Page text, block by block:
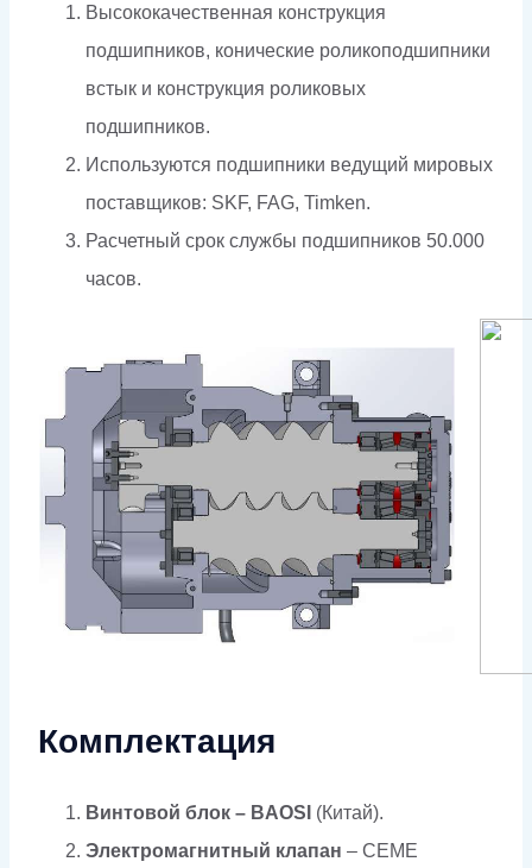
Высококачественная конструкция
подшипников, конические роликоподшипники
встык и конструкция роликовых
подшипников.
Используются подшипники ведущий мировых
поставщиков: SKF, FAG, Timken.
Расчетный срок службы подшипников 50.000
часов.
Комплектация
Винтовой блок – BAOSI (Китай).
Электромагнитный клапан – CEME